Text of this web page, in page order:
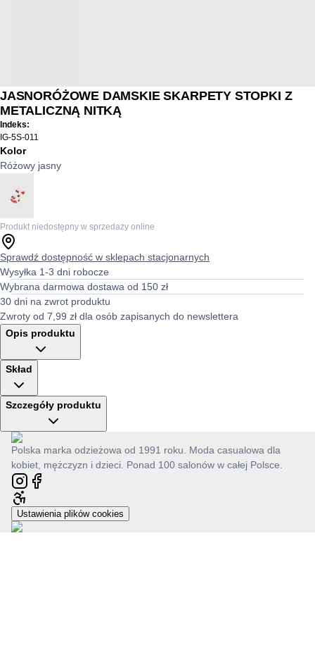
JASNORÓŻOWE DAMSKIE SKARPETY STOPKI Z
METALICZNĄ NITKĄ
Indeks:
IG-5S-011
Kolor
Różowy jasny
Produkt niedostępny w sprzedaży online
Sprawdź dostępność w sklepach stacjonarnych
Wysyłka 1-3 dni robocze
Wybrana darmowa dostawa od 150 zł
30 dni na zwrot produktu
Zwroty od 7,99 zł dla osób zapisanych do newslettera
Opis produktu
Skład
Szczegóły produktu
Polska marka odzieżowa od 1991 roku. Moda casualowa dla
kobiet, mężczyzn i dzieci. Ponad 100 salonów w całej Polsce.
Ustawienia plików cookies